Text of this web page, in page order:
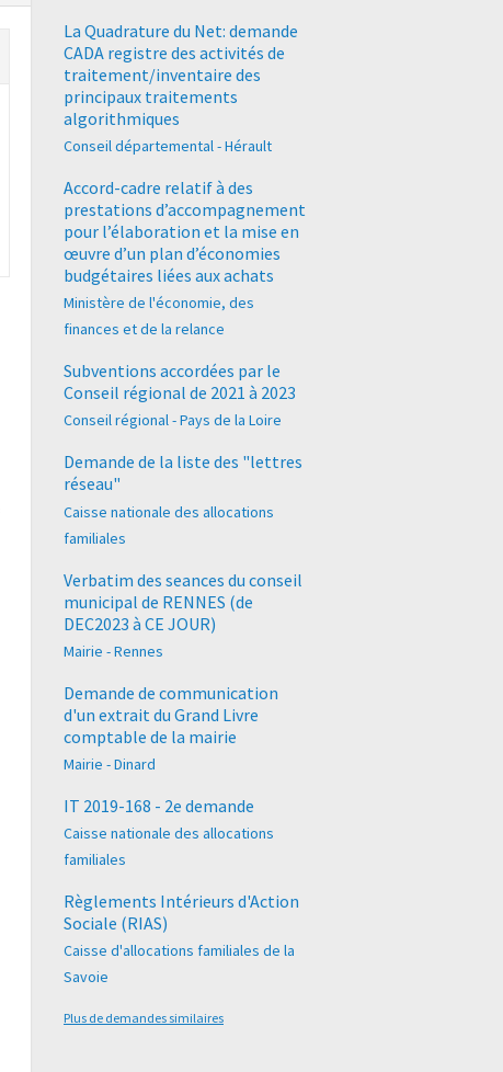
La Quadrature du Net: demande
CADA registre des activités de
traitement/inventaire des
principaux traitements
algorithmiques
Conseil départemental - Hérault
Accord-cadre relatif à des
prestations d’accompagnement
pour l’élaboration et la mise en
œuvre d’un plan d’économies
budgétaires liées aux achats
Ministère de l'économie, des
finances et de la relance
Subventions accordées par le
Conseil régional de 2021 à 2023
Conseil régional - Pays de la Loire
Demande de la liste des "lettres
réseau"
Caisse nationale des allocations
familiales
Verbatim des seances du conseil
municipal de RENNES (de
DEC2023 à CE JOUR)
Mairie - Rennes
Demande de communication
d'un extrait du Grand Livre
comptable de la mairie
Mairie - Dinard
IT 2019-168 - 2e demande
Caisse nationale des allocations
familiales
Règlements Intérieurs d'Action
Sociale (RIAS)
Caisse d'allocations familiales de la
Savoie
Plus de demandes similaires